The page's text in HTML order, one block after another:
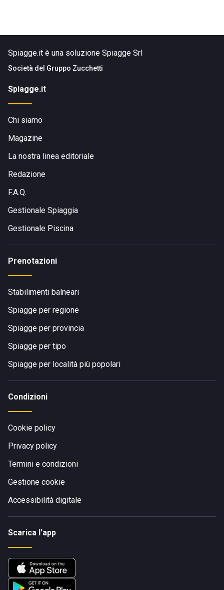
Spiagge.it è una soluzione Spiagge Srl
Società del Gruppo Zucchetti
Spiagge.it
Chi siamo
Magazine
La nostra linea editoriale
Redazione
F.A.Q.
Gestionale Spiaggia
Gestionale Piscina
Prenotazioni
Stabilimenti balneari
Spiagge per regione
Spiagge per provincia
Spiagge per tipo
Spiagge per località più popolari
Condizioni
Cookie policy
Privacy policy
Termini e condizioni
Gestione cookie
Accessibilità digitale
Scarica l'app